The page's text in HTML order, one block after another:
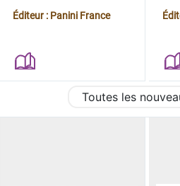
Stegman Ryan
Éditeur : Panini France
Toutes les